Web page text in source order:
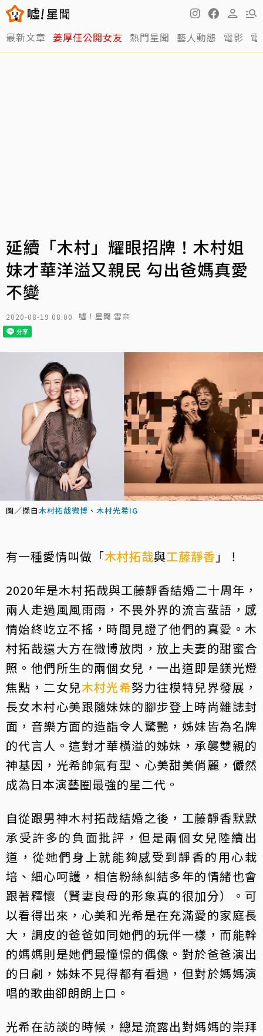
最新文章 姜厚任公開女友 熱門星聞 藝人動態 電影
延續「木村」耀眼招牌！木村姐
妹才華洋溢又親民 勾出爸媽真愛
不變
2020-08-19 08:00 噓！星聞 雪奈
圖／擷自木村拓哉微博 、 木村光希IG
有一種愛情叫做「木村拓哉與工藤靜香 」！
2020年是木村拓哉與工藤靜香結婚二十周年，
兩人走過風風雨雨，不畏外界的流言蜚語，感
情始終屹立不搖，時間見證了他們的真愛。木
村拓哉還大方在微博放閃，放上夫妻的甜蜜合
照。他們所生的兩個女兒，一出道即是鎂光燈
焦點，二女兒木村光希努力往模特兒界發展，
長女木村心美跟隨妹妹的腳步登上時尚雜誌封
面，音樂方面的造詣令人驚艷，姊妹皆為名牌
的代言人。這對才華橫溢的姊妹，承襲雙親的
神基因，光希帥氣有型、心美甜美俏麗，儼然
成為日本演藝圈最強的星二代。
自從跟男神木村拓哉結婚之後，工藤靜香默默
承受許多的負面批評，但是兩個女兒陸續出
道，從她們身上就能夠感受到靜香的用心栽
培、細心呵護，相信粉絲糾結多年的情緒也會
跟著釋懷（賢妻良母的形象真的很加分）。可
以看得出來，心美和光希是在充滿愛的家庭長
大，調皮的爸爸如同她們的玩伴一樣，而能幹
的媽媽則是她們最憧憬的偶像。對於爸爸演出
的日劇，姊妹不見得都有看過，但對於媽媽演
唱的歌曲卻朗朗上口。
光希在訪談的時候，總是流露出對媽媽的崇拜